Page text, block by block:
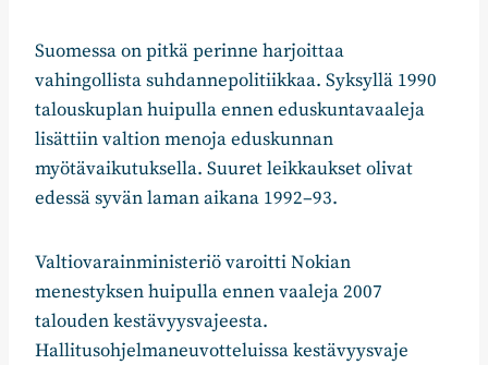
Suomessa on pitkä perinne harjoittaa
vahingollista suhdannepolitiikkaa. Syksyllä 1990
talouskuplan huipulla ennen eduskuntavaaleja
lisättiin valtion menoja eduskunnan
myötävaikutuksella. Suuret leikkaukset olivat
edessä syvän laman aikana 1992–93.
Valtiovarainministeriö varoitti Nokian
menestyksen huipulla ennen vaaleja 2007
talouden kestävyysvajeesta.
Hallitusohjelmaneuvotteluissa kestävyysvaje